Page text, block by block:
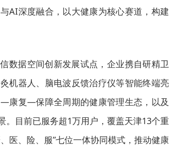
AI深度融合，以大健康为核心赛道，构建
数据空间创新发展试点，企业携自研精卫
机器人、脑电波反馈治疗仪等智能终端亮
复—保障全周期的健康管理生态，以及
。目前已服务超1万用户，覆盖天津13个重
医、险、服”七位一体协同模式，推动健康